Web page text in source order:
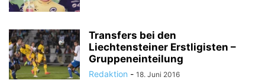
Transfers bei den
Liechtensteiner Erstligisten –
Gruppeneinteilung
Redaktion - 18. Juni 2016